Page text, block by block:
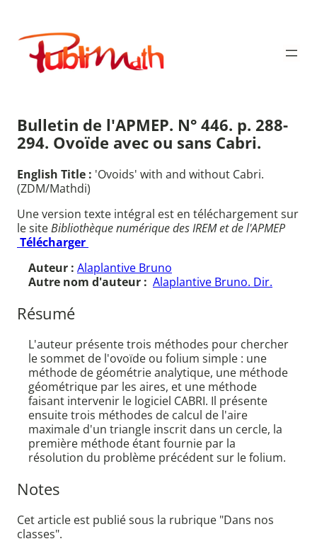
contenu
Publimath
Bulletin de l'APMEP. N° 446. p. 288-
294. Ovoïde avec ou sans Cabri.
English Title : 'Ovoids' with and without Cabri.
(ZDM/Mathdi)
Une version texte intégral est en téléchargement sur
le siteBibliothèque numérique des IREM et de l'APMEP
Télécharger
Auteur : Alaplantive Bruno
Autre nom d'auteur : Alaplantive Bruno. Dir.
Résumé
L'auteur présente trois méthodes pour chercher
le sommet de l'ovoïde ou folium simple : une
méthode de géométrie analytique, une méthode
géométrique par les aires, et une méthode
faisant intervenir le logiciel CABRI. Il présente
ensuite trois méthodes de calcul de l'aire
maximale d'un triangle inscrit dans un cercle, la
première méthode étant fournie par la
résolution du problème précédent sur le folium.
Notes
Cet article est publié sous la rubrique "Dans nos
classes".